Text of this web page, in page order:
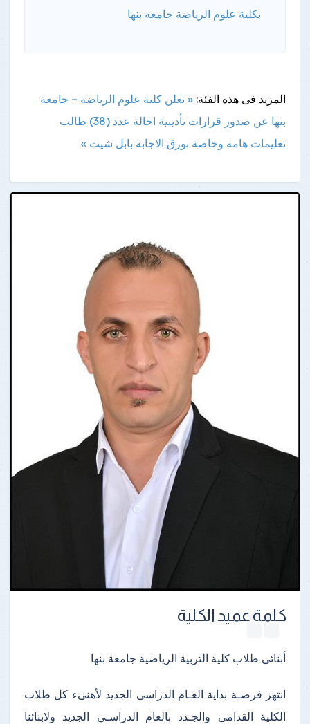
بكلية علوم الرياضة جامعه بنها
المزيد فى هذه الفئة: « تعلن كلية علوم الرياضة – جامعة
بنها عن صدور قرارات تأديبية احالة عدد (38) طالب
تعليمات هامه وخاصة بورق الاجابة بابل شيت »
كلمة عميد الكلية
أبنائى طلاب كلية التربية الرياضية جامعة بنها
انتهز فرصـة بداية العـام الدراسى الجديد لأهنىء كل طلاب
الكلية القدامى والجـدد بالعام الدراسـي الجديد ولابنائنا